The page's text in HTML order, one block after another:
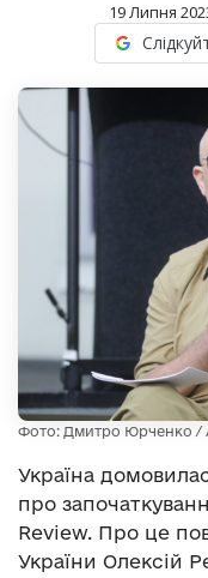
19 Липня
Фото: Дмитро Юрченко /
Україна
про
Review. Про це
України Олексій